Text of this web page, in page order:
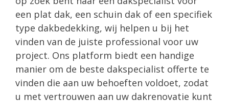
een plat dak, een schuin dak of een specifiek
type dakbedekking, wij helpen u bij het
vinden van de juiste professional voor uw
project. Ons platform biedt een handige
manier om de beste dakspecialist offerte te
vinden die aan uw behoeften voldoet, zodat
u met vertrouwen aan uw dakrenovatie kunt